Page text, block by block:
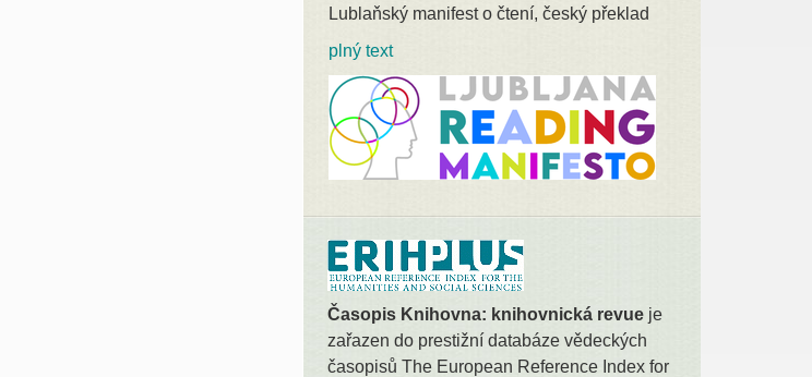
Lublaňský manifest o čtení, český překlad
plný text
Časopis Knihovna: knihovnická revue je
zařazen do prestižní databáze vědeckých
časopisů The European Reference Index for